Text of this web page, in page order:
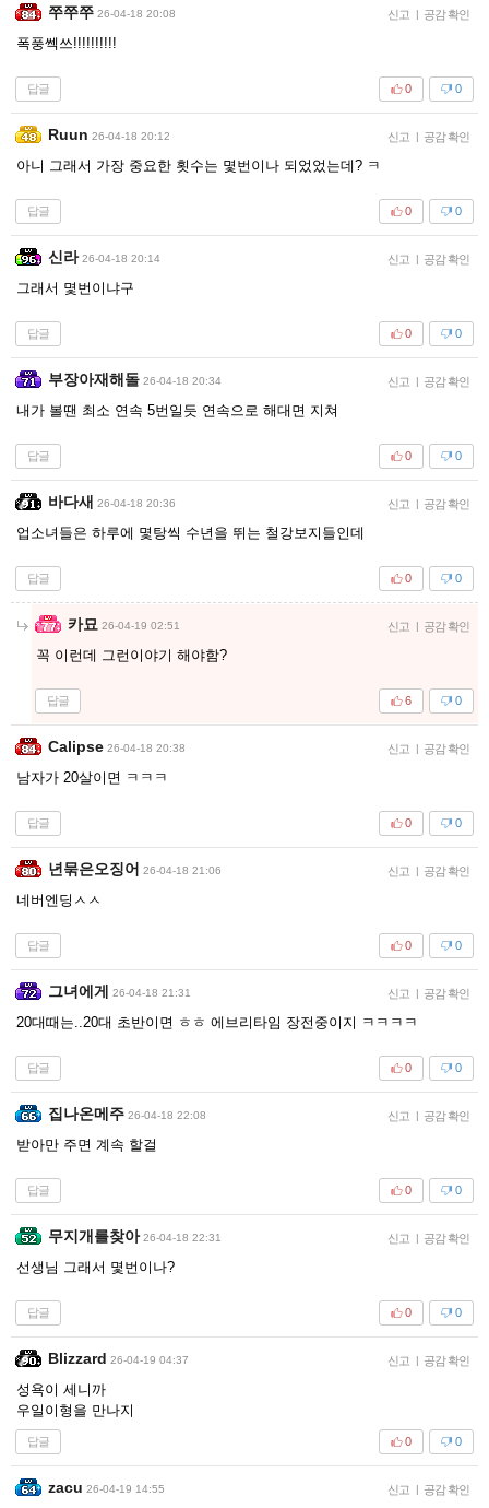
쭈쭈쭈 26-04-18 20:08 신고 | 공감 확인
폭풍쎅쓰!!!!!!!!!!
답글 0
0
Ruun 26-04-18 20:12 신고 | 공감 확인
아니 그래서 가장 중요한 횟수는 몇번이나 되었었는데? ㅋ
답글 0
0
신라 26-04-18 20:14 신고 | 공감 확인
그래서 몇번이냐구
답글 0
0
부장아재해돌 26-04-18 20:34 신고 | 공감 확인
내가 볼땐 최소 연속 5번일듯 연속으로 해대면 지쳐
답글 0
0
바다새 26-04-18 20:36 신고 | 공감 확인
업소녀들은 하루에 몇탕씩 수년을 뛰는 철강보지들인데
답글 0
0
카묘 26-04-19 02:51 신고 | 공감 확인
꼭 이런데 그런이야기 해야함?
답글 0
6
Calipse 26-04-18 20:38 신고 | 공감 확인
남자가 20살이면 ㅋㅋㅋ
답글 0
0
년묶은오징어 26-04-18 21:06 신고 | 공감 확인
네버엔딩ㅅㅅ
답글 0
0
그녀에게 26-04-18 21:31 신고 | 공감 확인
20대때는..20대 초반이면 ㅎㅎ 에브리타임 장전중이지 ㅋㅋㅋㅋ
답글 0
0
집나온메주 26-04-18 22:08 신고 | 공감 확인
받아만 주면 계속 할걸
답글 0
0
무지개를찾아 26-04-18 22:31 신고 | 공감 확인
선생님 그래서 몇번이나?
답글 0
0
Blizzard 26-04-19 04:37 신고 | 공감 확인
성욕이 세니까
우일이형을 만나지
답글 0
0
zacu 26-04-19 14:55 신고 | 공감 확인